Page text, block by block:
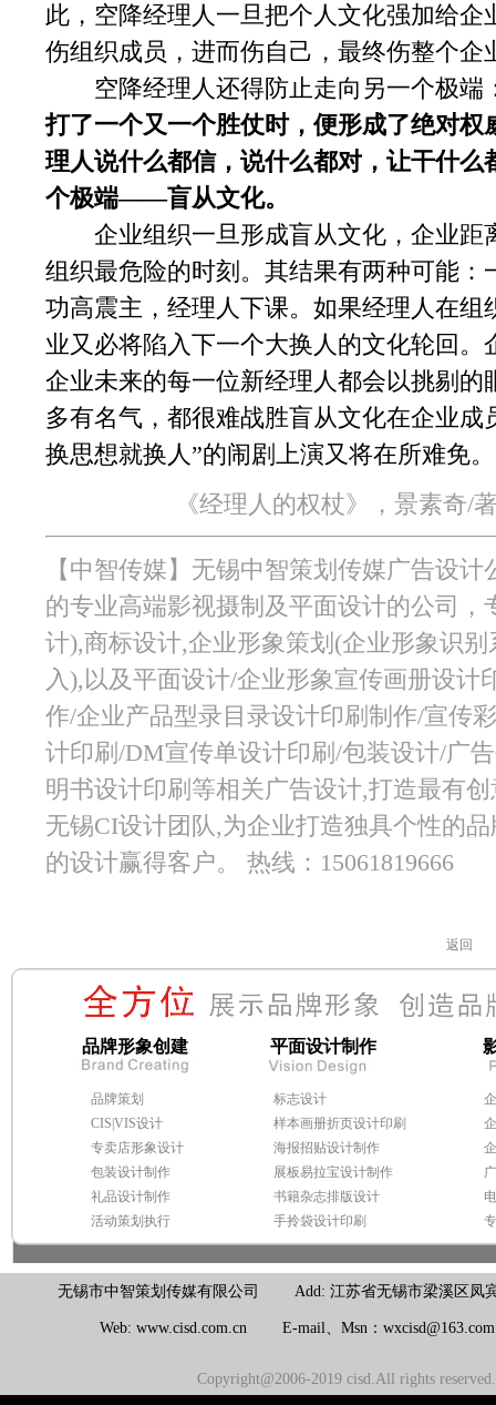
此，空降经理人一旦把个人文化强加给
伤组织成员，进而伤自己，最终伤整个企
空降经理人还得防止走向另一个极端
打了一个又一个胜仗时，便形成了绝对
理人说什么都信，说什么都对，让干什
个极端——盲从文化。
企业组织一旦形成盲从文化，企业距
组织最危险的时刻。其结果有两种可能
功高震主，经理人下课。如果经理人在
业又必将陷入下一个大换人的文化轮回
企业未来的每一位新经理人都会以挑剔
多有名气，都很难战胜盲从文化在企业
换思想就换人”的闹剧上演又将在所难免。
《经理人的权杖》，景素奇/
【中智传媒】无锡中智策划传媒广告设
的专业高端影视摄制及平面设计的公司
计),商标设计,企业形象策划(企业形象识
入),以及平面设计/企业形象宣传画册设计
作/企业产品型录目录设计印刷制作/宣传
计印刷/DM宣传单设计印刷/包装设计/广
明书设计印刷等相关广告设计,打造最有
无锡CI设计团队,为企业打造独具个性的
的设计赢得客户。 热线：15061819666
返回
品牌形象创建 平面设计制作
品牌策划
CIS|VIS设计
专卖店形象设计
包装设计制作
礼品设计制作
活动策划执行
标志设计
样本画册折页设计印刷
海报招贴设计制作
展板易拉宝设计制作
书籍杂志排版设计
手拎袋设计印刷
无锡市中智策划传媒有限公司 Add: 江苏省无锡市梁溪区凤
Web: www.cisd.com.cn E-mail、Msn：
Copyright@2006-2019 cisd.All rights